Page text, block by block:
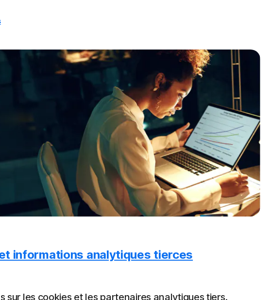
informations analytiques tierces
sur les cookies et les partenaires analytiques tiers.